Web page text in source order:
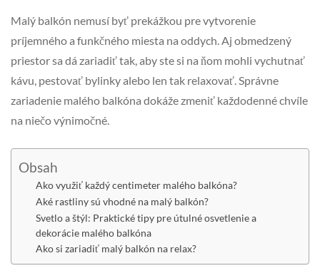
Malý balkón nemusí byť prekážkou pre vytvorenie
príjemného a funkčného miesta na oddych. Aj obmedzený
priestor sa dá zariadiť tak, aby ste si na ňom mohli vychutnať
kávu, pestovať bylinky alebo len tak relaxovať. Správne
zariadenie malého balkóna dokáže zmeniť každodenné chvíle
na niečo výnimočné.
Obsah
Ako využiť každý centimeter malého balkóna?
Aké rastliny sú vhodné na malý balkón?
Svetlo a štýl: Praktické tipy pre útulné osvetlenie a
dekorácie malého balkóna
Ako si zariadiť malý balkón na relax?